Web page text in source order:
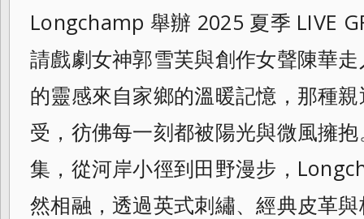
Longchamp 舉辦 2025 夏季 LIVE
請戲劇女神郭雪芙與創作女聲陳華
的靈感來自家鄉的溫暖記憶，那種
受，彷佛每一刻都被陽光與微風擁
集，從河岸小徑到田野漫步，
然相融，透過英式刺繡、經典皮革